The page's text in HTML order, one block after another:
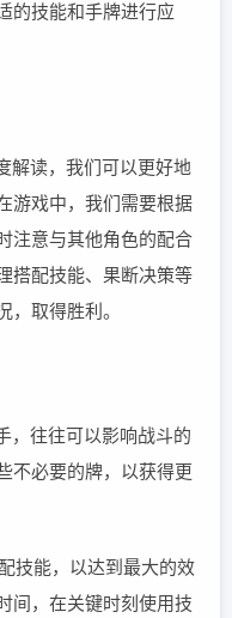
的技能和手牌进行应
解读，我们可以更好地
游戏中，我们需要根据
注意与其他角色的配合
搭配技能、果断决策等
取得胜利。
，往往可以影响战斗的
不必要的牌，以获得更
技能，以达到最大的效
间，在关键时刻使用技